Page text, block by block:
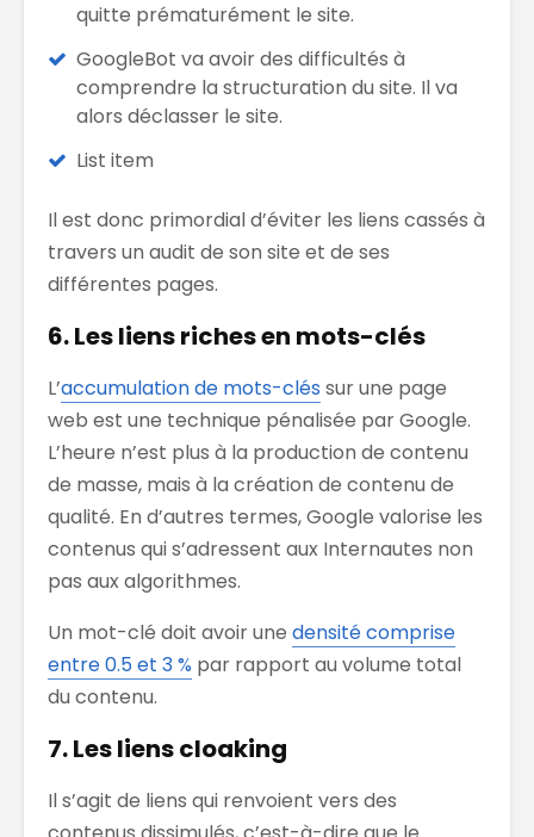
quitte prématurément le site.
GoogleBot va avoir des difficultés à
comprendre la structuration du site. Il va
alors déclasser le site.
List item
Il est donc primordial d’éviter les liens cassés à
travers un audit de son site et de ses
différentes pages.
6. Les liens riches en mots-clés
L’accumulation de mots-clés sur une page
web est une technique pénalisée par Google.
L’heure n’est plus à la production de contenu
de masse, mais à la création de contenu de
qualité. En d’autres termes, Google valorise les
contenus qui s’adressent aux Internautes non
pas aux algorithmes.
Un mot-clé doit avoir une densité comprise
entre 0.5 et 3 % par rapport au volume total
du contenu.
7. Les liens cloaking
Il s’agit de liens qui renvoient vers des